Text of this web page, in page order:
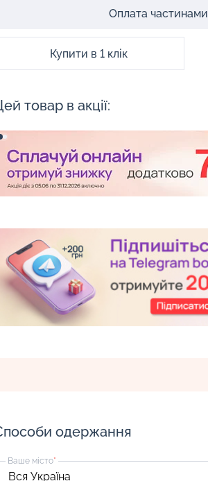
Оплата частинами
Купити в 1 клік
товар в акції:
одержання
Ваше місто*